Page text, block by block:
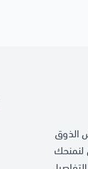
الذوق
لنمنحك